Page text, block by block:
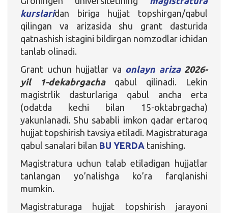
kurslaridan biriga hujjat topshirgan/qabul
qilingan va arizasida shu grant dasturida
qatnashish istagini bildirgan nomzodlar ichidan
tanlab olinadi.
Grant uchun hujjatlar va onlayn ariza 2026-
yil
1-dekabrgachaqabul qilinadi. Lekin
magistrlik dasturlariga qabul ancha erta
(odatda kechi bilan 15-oktabrgacha)
yakunlanadi. Shu sababli imkon qadar ertaroq
hujjat topshirish tavsiya etiladi. Magistraturaga
qabul sanalari bilan BU YERDA tanishing.
Magistratura uchun talab etiladigan hujjatlar
tanlangan yo’nalishga ko’ra farqlanishi
mumkin.
Magistraturaga hujjat topshirish jarayoni